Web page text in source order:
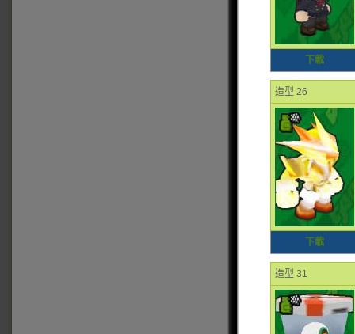
下載
造型 26
下載
造型 31